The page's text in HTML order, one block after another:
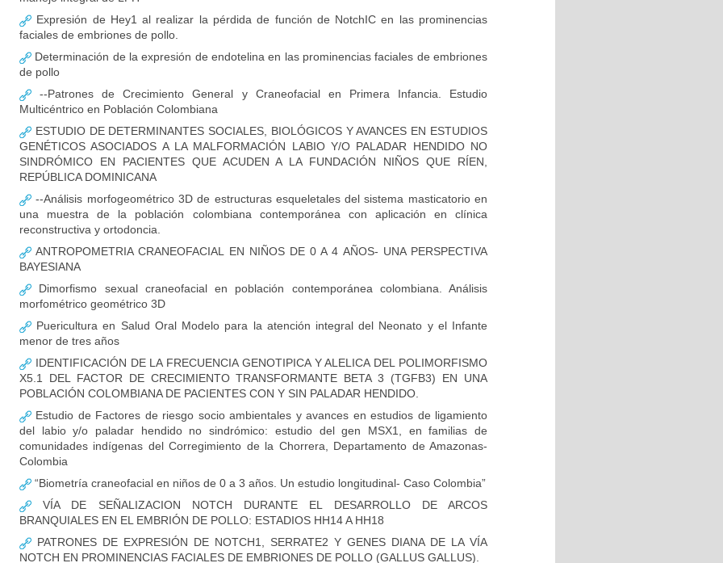
Expresión de Hey1 al realizar la pérdida de función de NotchIC en las prominencias
faciales de embriones de pollo.
Determinación de la expresión de endotelina en las prominencias faciales de embriones
de pollo
--Patrones de Crecimiento General y Craneofacial en Primera Infancia. Estudio
Multicéntrico en Población Colombiana
ESTUDIO DE DETERMINANTES SOCIALES, BIOLÓGICOS Y AVANCES EN ESTUDIOS
GENÉTICOS ASOCIADOS A LA MALFORMACIÓN LABIO Y/O PALADAR HENDIDO NO
SINDRÓMICO EN PACIENTES QUE ACUDEN A LA FUNDACIÓN NIÑOS QUE RÍEN,
REPÚBLICA DOMINICANA
--Análisis morfogeométrico 3D de estructuras esqueletales del sistema masticatorio en
una muestra de la población colombiana contemporánea con aplicación en clínica
reconstructiva y ortodoncia.
ANTROPOMETRIA CRANEOFACIAL EN NIÑOS DE 0 A 4 AÑOS- UNA PERSPECTIVA
BAYESIANA
Dimorfismo sexual craneofacial en población contemporánea colombiana. Análisis
morfométrico geométrico 3D
Puericultura en Salud Oral Modelo para la atención integral del Neonato y el Infante
menor de tres años
IDENTIFICACIÓN DE LA FRECUENCIA GENOTIPICA Y ALELICA DEL POLIMORFISMO
X5.1 DEL FACTOR DE CRECIMIENTO TRANSFORMANTE BETA 3 (TGFB3) EN UNA
POBLACIÓN COLOMBIANA DE PACIENTES CON Y SIN PALADAR HENDIDO.
Estudio de Factores de riesgo socio ambientales y avances en estudios de ligamiento
del labio y/o paladar hendido no sindrómico: estudio del gen MSX1, en familias de
comunidades indígenas del Corregimiento de la Chorrera, Departamento de Amazonas-
Colombia
“Biometría craneofacial en niños de 0 a 3 años. Un estudio longitudinal- Caso Colombia”
VÍA DE SEÑALIZACION NOTCH DURANTE EL DESARROLLO DE ARCOS
BRANQUIALES EN EL EMBRIÓN DE POLLO: ESTADIOS HH14 A HH18
PATRONES DE EXPRESIÓN DE NOTCH1, SERRATE2 Y GENES DIANA DE LA VÍA
NOTCH EN PROMINENCIAS FACIALES DE EMBRIONES DE POLLO (GALLUS GALLUS).